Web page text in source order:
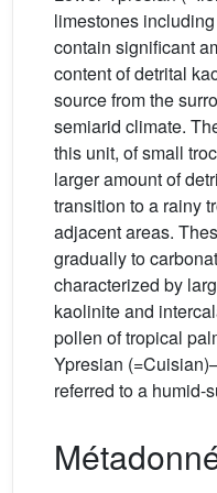
limestones
contain significant
content of detrital
source from the
semiarid climate.
this unit, of small
larger amount of
transition to a rainy
adjacent areas.
gradually to
characterized by
kaolinite and
pollen of tropical
Ypresian
referred to a humid-